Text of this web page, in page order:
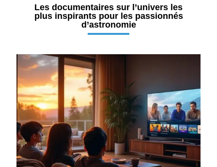
Les documentaires sur l’univers les
plus inspirants pour les passionnés
d’astronomie